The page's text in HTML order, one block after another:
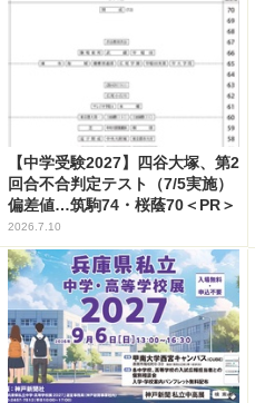
【中学受験2027】四谷大塚、第2
回合不合判定テスト（7/5実施）
偏差値…筑駒74・桜蔭70＜PR＞
2026.7.10